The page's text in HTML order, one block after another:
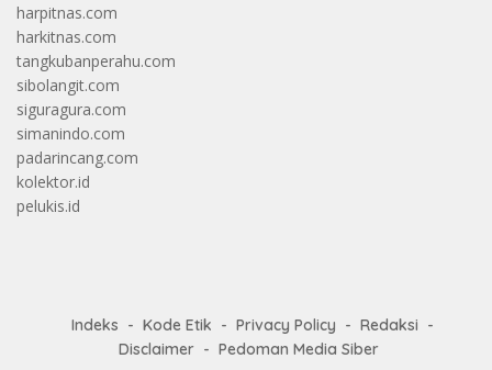
harpitnas.com
harkitnas.com
tangkubanperahu.com
sibolangit.com
siguragura.com
simanindo.com
padarincang.com
kolektor.id
pelukis.id
Indeks Kode Etik Privacy Policy
Redaksi
Disclaimer
Pedoman Media Siber